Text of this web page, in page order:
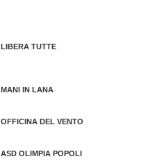
LIBERA TUTTE
MANI IN LANA
OFFICINA DEL VENTO
ASD OLIMPIA POPOLI